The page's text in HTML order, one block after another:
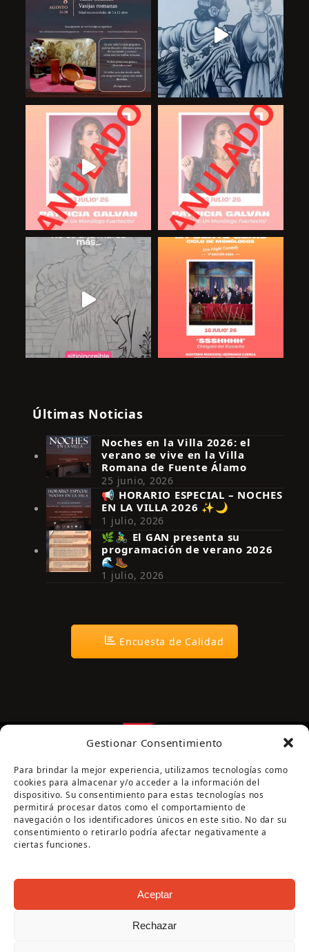
Gestionar Consentimiento
Para brindar la mejor experiencia, utilizamos tecnologías como
cookies para almacenar y/o acceder a la información del
dispositivo. Su consentimiento para estas tecnologías nos
permitirá procesar datos como el comportamiento de
navegación o los identificadores únicos en este sitio. No dar su
consentimiento o retirarlo podría afectar negativamente a
ciertas funciones.
Aceptar
Rechazar
Síguenos en Instagram
Últimas Noticias
Noches en la Villa 2026: el
verano se vive en la Villa
Romana de Fuente Álamo
25 junio, 2026
📢 HORARIO ESPECIAL – NOCHES
EN LA VILLA 2026 ✨🌙
1 julio, 2026
🌿🚴‍♂️ El GAN presenta su
programación de verano 2026
🌊🥾
1 julio, 2026
Encuesta de Calidad
Página cofinanciada por la Diputación de Córdoba